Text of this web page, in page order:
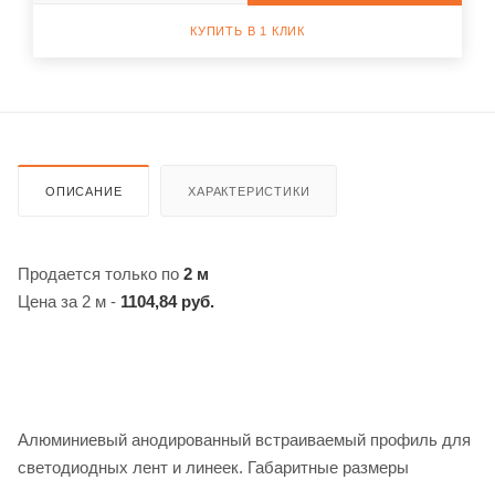
КУПИТЬ В 1 КЛИК
ОПИСАНИЕ ХАРАКТЕРИСТИКИ
Продается только по 2 м
Цена за 2 м - 1104,84 руб.
Алюминиевый анодированный встраиваемый профиль для
светодиодных лент и линеек. Габаритные размеры